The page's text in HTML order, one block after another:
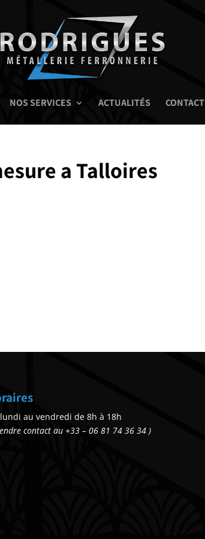
NOS SERVICES ACTUALITÉS CONTACT
a Talloires
au vendredi de 8h à 18h
contact au +33 – 06 81 74 36 34 )